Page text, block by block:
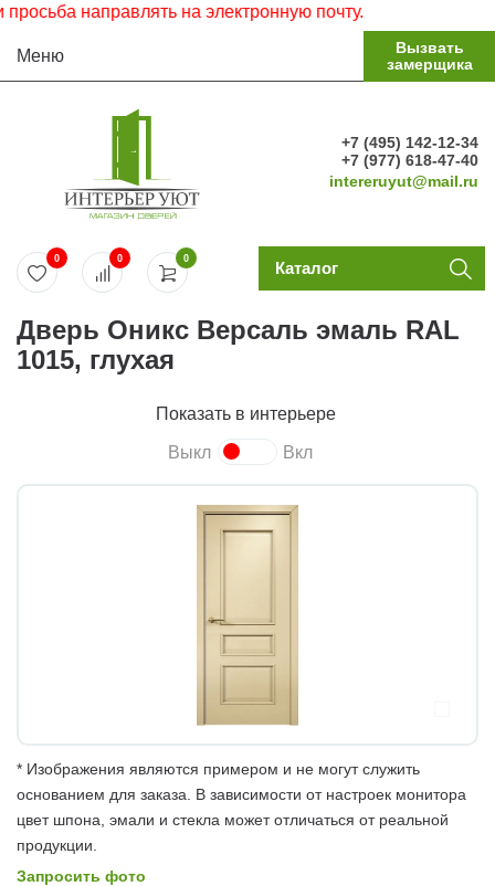
направлять на электронную почту.
Меню
Вызвать
замерщика
+7 (495) 142-12-34
+7 (977) 618-47-40
intereruyut@mail.ru
0
0 0 Каталог
Дверь Оникс Версаль эмаль RAL
1015, глухая
Показать в интерьере
Выкл Вкл
* Изображения являются примером и не могут служить
основанием для заказа. В зависимости от настроек монитора
цвет шпона, эмали и стекла может отличаться от реальной
продукции.
Запросить фото